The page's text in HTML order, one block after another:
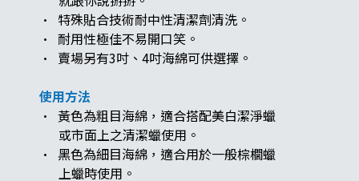
· 特殊貼合技術耐中性清潔劑清洗。
· 耐用性極佳不易開口笑。
· 賣場另有3吋、4吋海綿可供選擇。
使用方法
· 黃色為粗目海綿，適合搭配美白潔淨蠟
或市面上之清潔蠟使用。
· 黑色為細目海綿，適合用於一般棕櫚蠟
上蠟時使用。